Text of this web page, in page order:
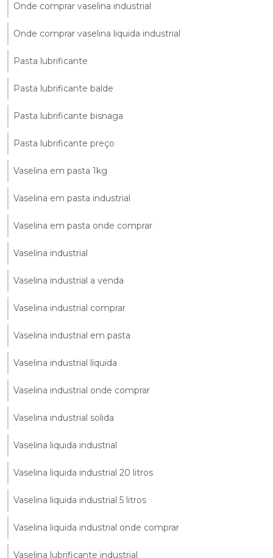
Onde comprar vaselina industrial
Onde comprar vaselina liquida industrial
Pasta lubrificante
Pasta lubrificante balde
Pasta lubrificante bisnaga
Pasta lubrificante preço
Vaselina em pasta 1kg
Vaselina em pasta industrial
Vaselina em pasta onde comprar
Vaselina industrial
Vaselina industrial a venda
Vaselina industrial comprar
Vaselina industrial em pasta
Vaselina industrial líquida
Vaselina industrial onde comprar
Vaselina industrial solida
Vaselina liquida industrial
Vaselina liquida industrial 20 litros
Vaselina liquida industrial 5 litros
Vaselina liquida industrial onde comprar
Vaselina lubrificante industrial